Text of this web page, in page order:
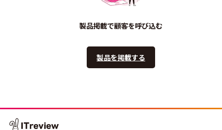
製品掲載で顧客を呼び込む
製品を掲載する